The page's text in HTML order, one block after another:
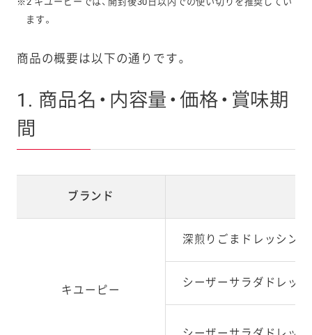
ます。
商品の概要は以下の通りです。
1. 商品名・内容量・価格・賞味期
間
ブランド
キユーピー
深煎りごまドレッシング
シーザーサラダドレッ